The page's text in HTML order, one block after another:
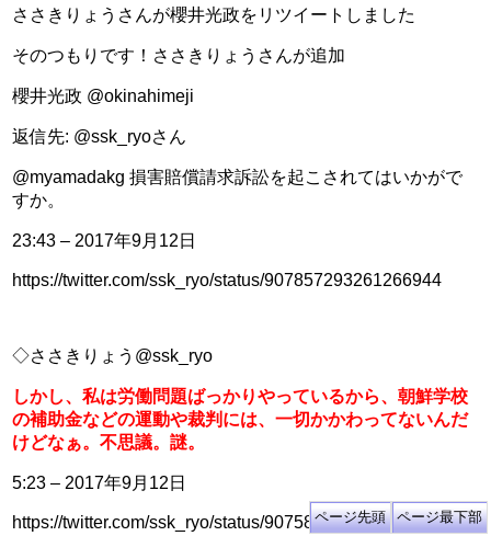
ささきりょうさんが櫻井光政をリツイートしました
そのつもりです！ささきりょうさんが追加
櫻井光政 @okinahimeji
返信先: @ssk_ryoさん
@myamadakg 損害賠償請求訴訟を起こされてはいかがで
すか。
23:43 – 2017年9月12日
https://twitter.com/ssk_ryo/status/907857293261266944
◇ささきりょう@ssk_ryo
しかし、私は労働問題ばっかりやっているから、朝鮮学校
の補助金などの運動や裁判には、一切かかわってないんだ
けどなぁ。不思議。謎。
5:23 – 2017年9月12日
https://twitter.com/ssk_ryo/status/907580372677824514